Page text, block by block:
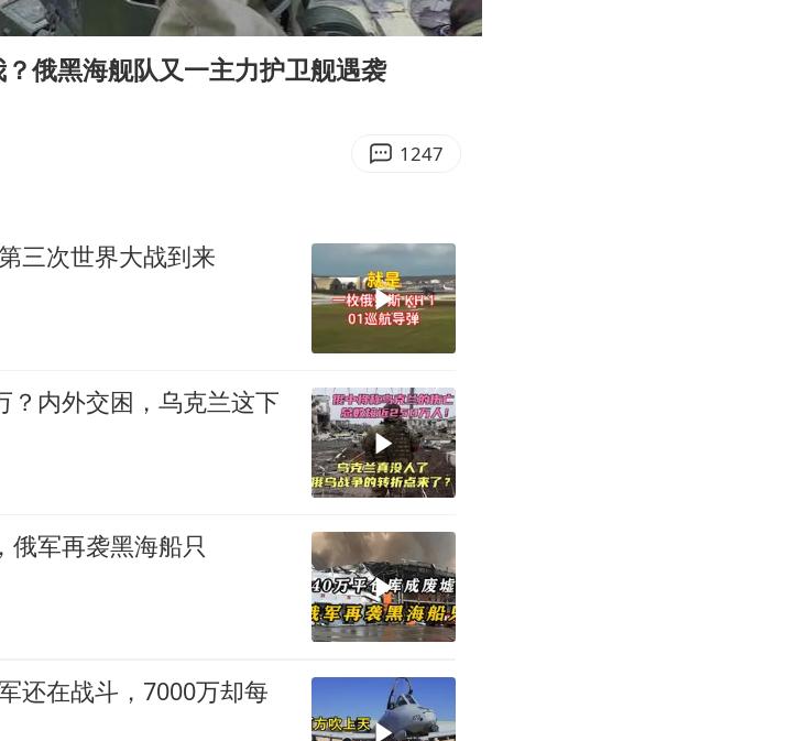
贯穿浙江
被收150元
05:24
Enter
俄黑海舰队又一主力护卫舰遇袭
1247
三次世界大战到来
？内外交困，乌克兰这下
俄军再袭黑海船只
还在战斗，7000万却每